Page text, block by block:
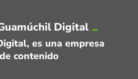
Digital
es una empresa
contenido